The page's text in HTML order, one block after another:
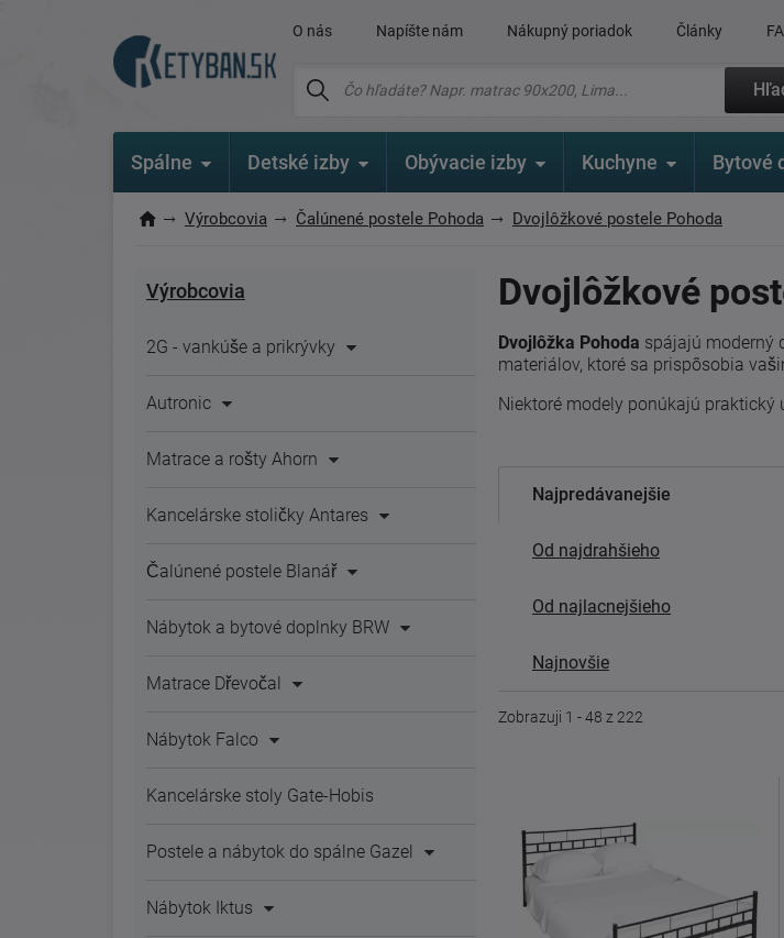
O nás Napíšte nám Nákupný poriadok Články
Spálne Detské izby Obývacie izby Kuchyne Bytové
Výrobcovia Čalúnené postele Pohoda Dvojlôžkové postele Pohoda
Výrobcovia
2G - vankúše a prikrývky
Autronic
Matrace a rošty Ahorn
Kancelárske stoličky Antares
Čalúnené postele Blanář
Nábytok a bytové doplnky BRW
Matrace Dřevočal
Nábytok Falco
Kancelárske stoly Gate-Hobis
Postele a nábytok do spálne Gazel
Nábytok Iktus
Dvojlôžkové
Dvojlôžka Pohoda spájajú moderný
materiálov, ktoré sa prispôsobia
Niektoré modely ponúkajú praktický
Najpredávanejšie
Od najdrahšieho
Od najlacnejšieho
Najnovšie
Zobrazuji 1 - 48 z 222